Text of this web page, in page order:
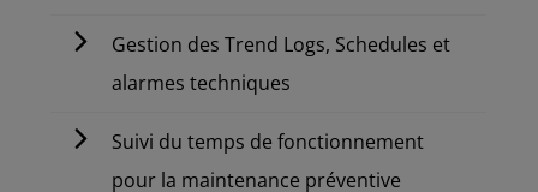
Gestion des Trend Logs, Schedules et
alarmes techniques
Suivi du temps de fonctionnement
pour la maintenance préventive